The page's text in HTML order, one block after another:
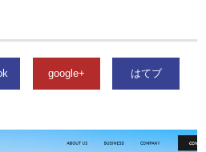
google+ はてブ